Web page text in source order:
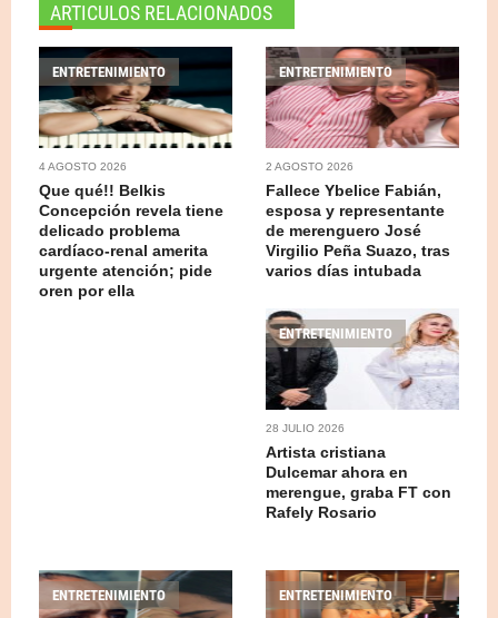
ARTICULOS RELACIONADOS
ENTRETENIMIENTO
4 AGOSTO 2026
Que qué!! Belkis
Concepción revela tiene
delicado problema
cardíaco-renal amerita
urgente atención; pide
oren por ella
ENTRETENIMIENTO
2 AGOSTO 2026
Fallece Ybelice Fabián,
esposa y representante
de merenguero José
Virgilio Peña Suazo, tras
varios días intubada
ENTRETENIMIENTO
28 JULIO 2026
Artista cristiana
Dulcemar ahora en
merengue, graba FT con
Rafely Rosario
ENTRETENIMIENTO ENTRETENIMIENTO